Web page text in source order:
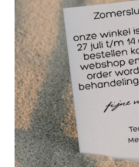
water.
Uitsluitend voor uitwendig
Heka cleansing liquid 30
alternatief voor Hibicet.
Wellicht ook